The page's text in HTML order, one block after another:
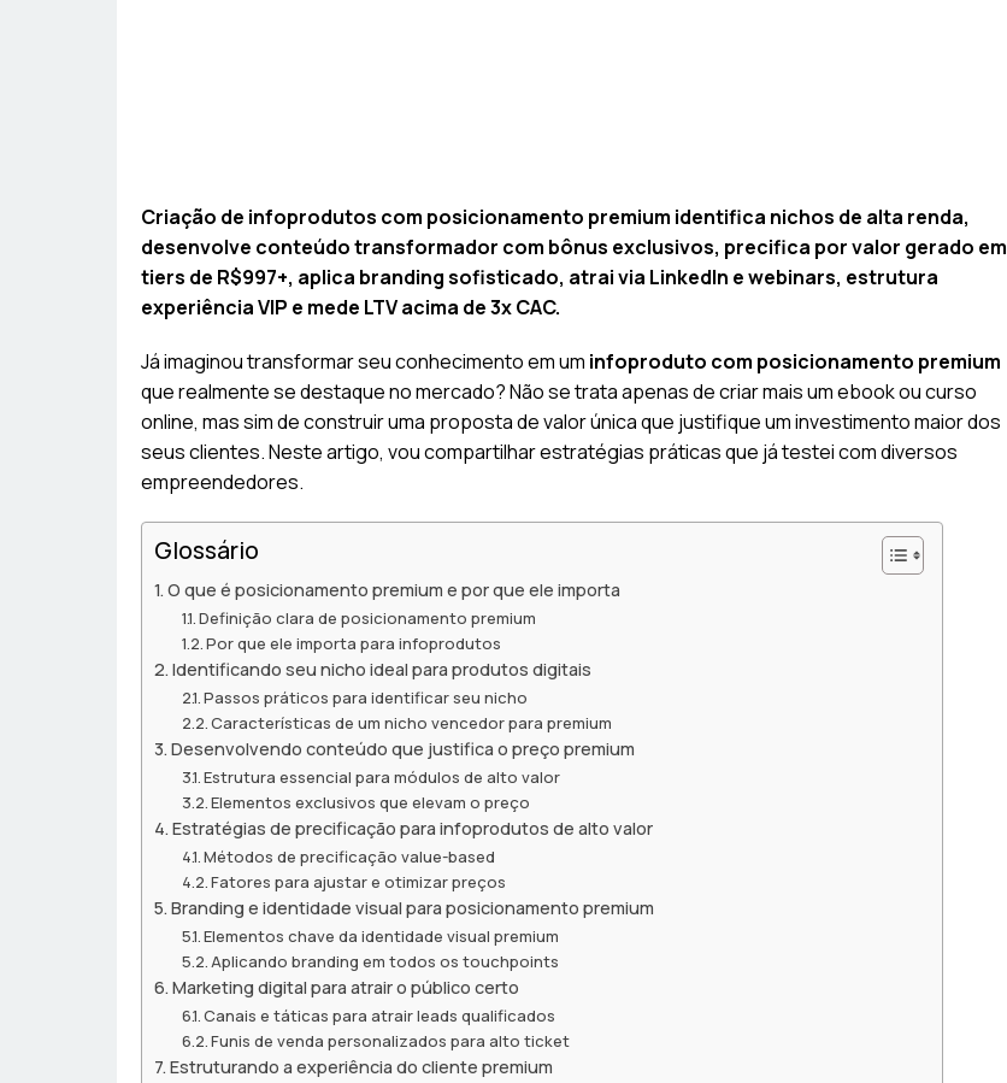
Criação de infoprodutos com posicionamento premium identifica nichos de alta renda,
desenvolve conteúdo transformador com bônus exclusivos, precifica por valor gerado em
tiers de R$997+, aplica branding sofisticado, atrai via LinkedIn e webinars, estrutura
experiência VIP e mede LTV acima de 3x CAC.
Já imaginou transformar seu conhecimento em um infoproduto com posicionamento premium
que realmente se destaque no mercado? Não se trata apenas de criar mais um ebook ou curso
online, mas sim de construir uma proposta de valor única que justifique um investimento maior dos
seus clientes. Neste artigo, vou compartilhar estratégias práticas que já testei com diversos
empreendedores.
Glossário
O que é posicionamento premium e por que ele importa
Definição clara de posicionamento premium
Por que ele importa para infoprodutos
Identificando seu nicho ideal para produtos digitais
Passos práticos para identificar seu nicho
Características de um nicho vencedor para premium
Desenvolvendo conteúdo que justifica o preço premium
Estrutura essencial para módulos de alto valor
Elementos exclusivos que elevam o preço
Estratégias de precificação para infoprodutos de alto valor
Métodos de precificação value-based
Fatores para ajustar e otimizar preços
Branding e identidade visual para posicionamento premium
Elementos chave da identidade visual premium
Aplicando branding em todos os touchpoints
Marketing digital para atrair o público certo
Canais e táticas para atrair leads qualificados
Funis de venda personalizados para alto ticket
Estruturando a experiência do cliente premium